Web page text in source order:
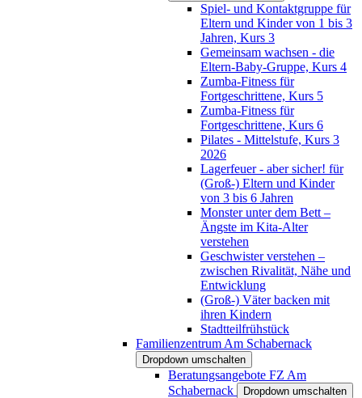
Spiel- und Kontaktgruppe für
Eltern und Kinder von 1 bis 3
Jahren, Kurs 3
Gemeinsam wachsen - die
Eltern-Baby-Gruppe, Kurs 4
Zumba-Fitness für
Fortgeschrittene, Kurs 5
Zumba-Fitness für
Fortgeschrittene, Kurs 6
Pilates - Mittelstufe, Kurs 3
2026
Lagerfeuer - aber sicher! für
(Groß-) Eltern und Kinder
von 3 bis 6 Jahren
Monster unter dem Bett –
Ängste im Kita-Alter
verstehen
Geschwister verstehen –
zwischen Rivalität, Nähe und
Entwicklung
(Groß-) Väter backen mit
ihren Kindern
Stadtteilfrühstück
Familienzentrum Am Schabernack
Dropdown umschalten
Beratungsangebote FZ Am
Schabernack
Dropdown umschalten